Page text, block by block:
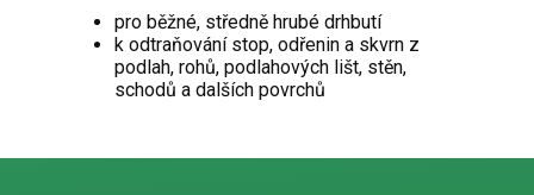
pro běžné, středně hrubé drhbutí
k odtraňování stop, odřenin a skvrn z
podlah, rohů, podlahových lišt, stěn,
schodů a dalších povrchů